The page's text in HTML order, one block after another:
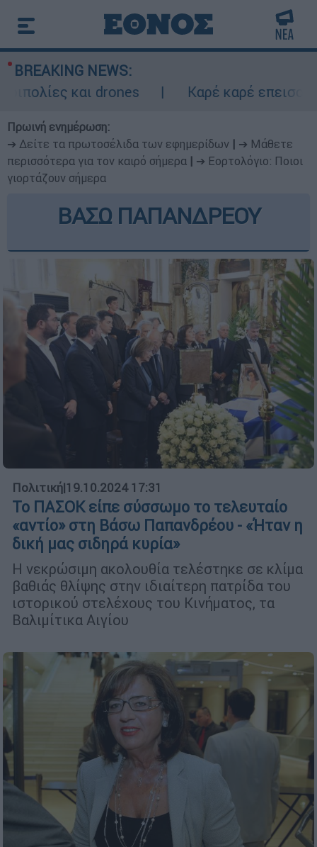
BREAKING NEWS:
και drones
Καρέ καρέ επεισοδιακή
Πρωινή ενημέρωση:
➔ Δείτε τα πρωτοσέλιδα των εφημερίδων
➔ Μάθετε
περισσότερα για τον καιρό σήμερα
➔ Εορτολόγιο: Ποιοι
γιορτάζουν σήμερα
ΒΑΣΩ ΠΑΠΑΝΔΡΕΟΥ
Πολιτική|19.10.2024 17:31
Το ΠΑΣΟΚ είπε σύσσωμο το τελευταίο
«αντίο» στη Βάσω Παπανδρέου - «Ήταν η
δική μας σιδηρά κυρία»
Η νεκρώσιμη ακολουθία τελέστηκε σε κλίμα
βαθιάς θλίψης στην ιδιαίτερη πατρίδα του
ιστορικού στελέχους του Κινήματος, τα
Βαλιμίτικα Αιγίου